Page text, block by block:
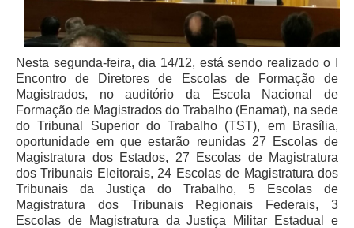
Jurisprudência
Consulta Jurisprudencial
Falcão - Busca por Jurisprudência
Pangea - precedentes qualificados
Súmulas
Precedentes e Ações Coletivas
Centro de Inteligência
Unidade de Monitoramento e Fiscalização - UMF
Assédio Eleitoral
Nesta segunda-feira, dia 14/12, está sendo realizado o I
Encontro de Diretores de Escolas de Formação de
Magistrados, no auditório da Escola Nacional de
Formação de Magistrados do Trabalho (Enamat), na sede
do Tribunal Superior do Trabalho (TST), em Brasília,
oportunidade em que estarão reunidas 27 Escolas de
Magistratura dos Estados, 27 Escolas de Magistratura
dos Tribunais Eleitorais, 24 Escolas de Magistratura dos
Tribunais da Justiça do Trabalho, 5 Escolas de
Magistratura dos Tribunais Regionais Federais, 3
Escolas de Magistratura da Justiça Militar Estadual e